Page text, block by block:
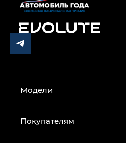
Модели
Покупателям